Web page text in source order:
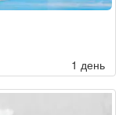
1 день